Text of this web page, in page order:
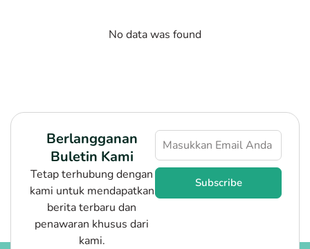
No data was found
Berlangganan
Buletin Kami
Tetap terhubung dengan
kami untuk mendapatkan
berita terbaru dan
penawaran khusus dari
kami.
Subscribe